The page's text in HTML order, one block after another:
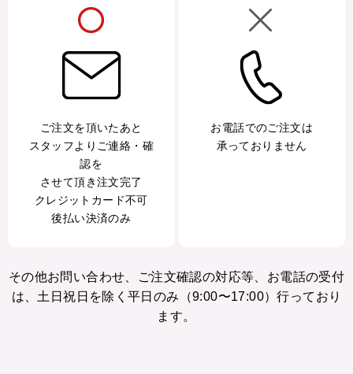
ご注文を頂いたあと
スタッフよりご連絡・確
認を
させて頂き注文完了
クレジットカード不可
後払い決済のみ
お電話でのご注文は
承っておりません
その他お問い合わせ、ご注文確認の対応等、お電話の受付
は、土日祝日を除く平日のみ（9:00〜17:00）行っており
ます。